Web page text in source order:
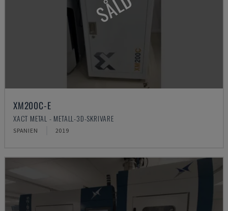
XM200C-E
XACT METAL - METALL-3D-SKRIVARE
SPANIEN 2019